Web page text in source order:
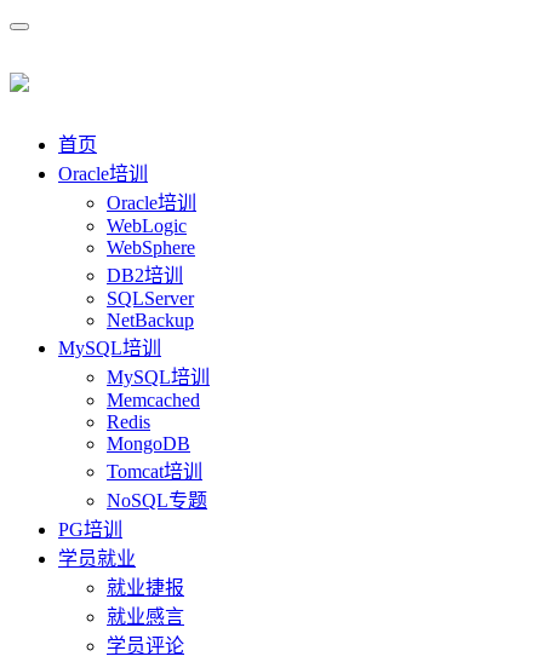
首页
Oracle培训
Oracle培训
WebLogic
WebSphere
DB2培训
SQLServer
NetBackup
MySQL培训
MySQL培训
Memcached
Redis
MongoDB
Tomcat培训
NoSQL专题
PG培训
学员就业
就业捷报
就业感言
学员评论